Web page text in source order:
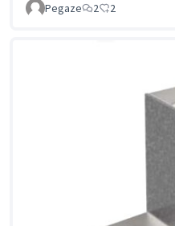
Pegaze
2 2